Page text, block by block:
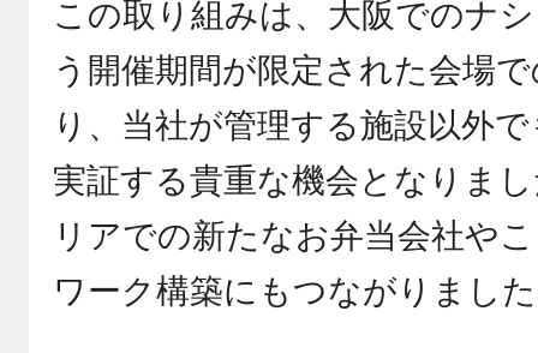
この取り組みは、大阪でのナ
う開催期間が限定された会場
り、当社が管理する施設以外
実証する貴重な機会となりま
リアでの新たなお弁当会社や
ワーク構築にもつながりまし